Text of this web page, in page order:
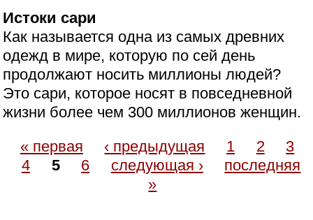
Истоки сари
Как называется одна из самых древних
одежд в мире, которую по сей день
продолжают носить миллионы людей?
Это сари, которое носят в повседневной
жизни более чем 300 миллионов женщин.
« первая
‹ предыдущая 1 2
3
4
5 6 следующая ›
последняя
»